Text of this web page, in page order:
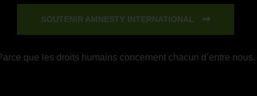
SOUTENIR AMNESTY INTERNATIONAL
que les droits humains concernent chacun d’entre nous.